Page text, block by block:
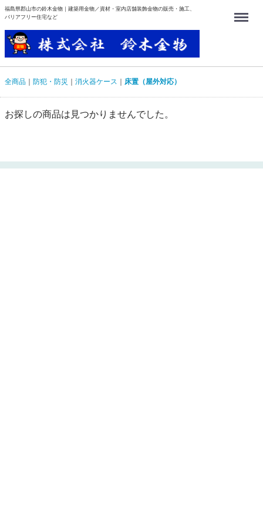
福島県郡山市の鈴木金物｜建築用金物／資材・室内店舗装飾金物の販売・施工、
バリアフリー住宅など
Menu
全商品 防犯・防災 消火器ケース 床置（屋外対応）
お探しの商品は見つかりませんでした。